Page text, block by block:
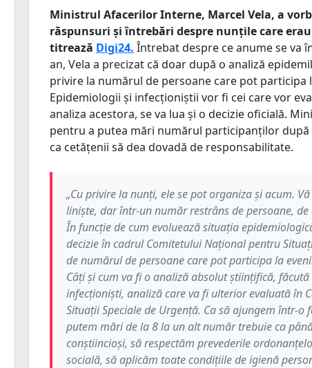
Ministrul Afacerilor Interne, Marcel Vela, a
răspunsuri și întrebări despre nunțile care
titrează Digi24. Întrebat despre ce anume se va
an, Vela a precizat că doar după o analiză
privire la numărul de persoane care pot participa
Epidemiologii și infecționiștii vor fi cei care vor
analiza acestora, se va lua și o decizie oficială.
pentru a putea mări numărul participanților după
ca cetățenii să dea dovadă de responsabilitate.
„Cu privire la nunți, ele se pot organiza și acum.
liniște, dar într-un număr restrâns de persoane,
În funcție de cum evoluează situația
decizie în cadrul Comitetului Național pentru
de numărul de persoane care pot participa la
Câți și cum va fi o analiză absolut științifică,
infecționiști, analiză care va fi ulterior evaluată în
Situații Speciale de Urgență. Ca să ajungem într-o
putem mări de la 8 la un alt număr trebuie ca
conștiincioși, să respectăm prevederile
socială, să aplicăm toate condițiile de igienă